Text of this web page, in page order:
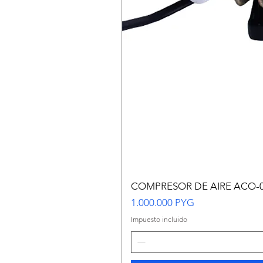
COMPRESOR DE AIRE ACO-
Precio
1.000.000 PYG
Impuesto incluido